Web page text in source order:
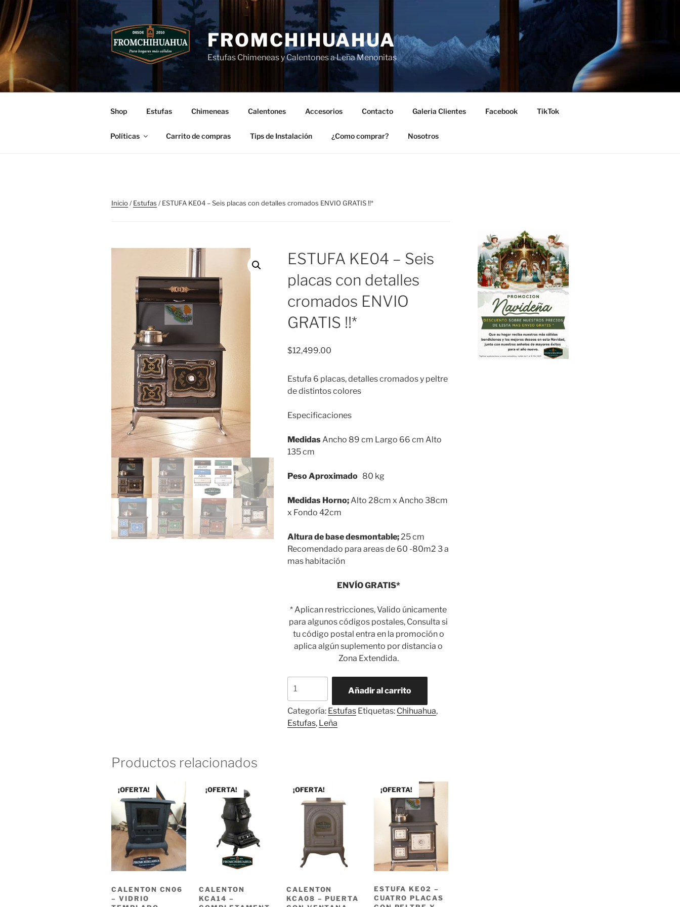
Ir
al
contenido
FROMCHIHUAHUA
Estufas Chimeneas y Calentones a Leña Menonitas
Shop Estufas Chimeneas Calentones Accesorios Contacto Galeria Clientes Facebook TikTok
Políticas Carrito de compras Tips de Instalación ¿Como comprar? Nosotros
Inicio/Estufas / ESTUFA KE04 – Seis placas con detalles cromados ENVIO GRATIS !!*
ESTUFA KE04 – Seis
placas con detalles
cromados ENVIO
GRATIS !!*
$12,499.00
Estufa 6 placas, detalles cromados y peltre
de distintos colores
Especificaciones
MedidasAncho 89 cm Largo 66 cm Alto
135 cm
Peso Aproximado 80 kg
Medidas Horno;Alto 28cm x Ancho 38cm
x Fondo 42cm
Altura de base desmontable;25 cm
Recomendado para areas de 60 -80m2 3 a
mas habitación
ENVÍO GRATIS*
* Aplican restricciones, Valido únicamente
para algunos códigos postales, Consulta si
tu código postal entra en la promoción o
aplica algún suplemento por distancia o
Zona Extendida.
KE04
-
Seis
placas
GRATIS
cantidad
Añadir al carrito
Categoría: Estufas Etiquetas: Chihuahua,
Estufas, Leña
Productos relacionados
¡OFERTA!
CALENTON CN06
– VIDRIO
¡OFERTA!
CALENTON
KCA14 –
¡OFERTA!
CALENTON
KCA08 – PUERTA
¡OFERTA!
ESTUFA KE02 –
CUATRO PLACAS